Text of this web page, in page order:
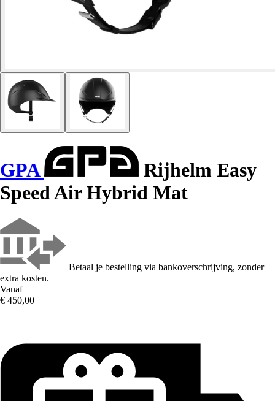
GPA
Rijhelm Easy
Speed Air Hybrid Mat
Betaal je bestelling via bankoverschrijving, zonder
extra kosten.
Vanaf
€ 450,00